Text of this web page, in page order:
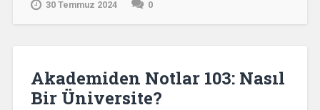
30 Temmuz 2024 0
Akademiden Notlar 103: Nasıl
Bir Üniversite?